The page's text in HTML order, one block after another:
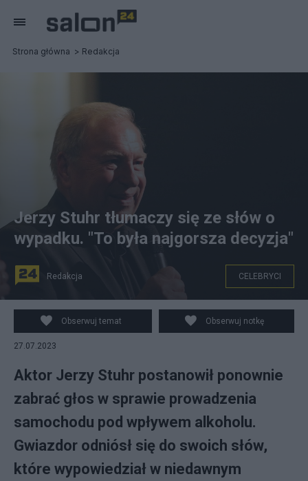
Strona główna Redakcja
fot. Wikipedia
Jerzy Stuhr tłumaczy się ze słów o
wypadku. "To była najgorsza decyzja"
Redakcja CELEBRYCI
Obserwuj temat Obserwuj notkę
27.07.2023
Aktor Jerzy Stuhr postanowił ponownie
zabrać głos w sprawie prowadzenia
samochodu pod wpływem alkoholu.
Gwiazdor odniósł się do swoich słów,
które wypowiedział w niedawnym